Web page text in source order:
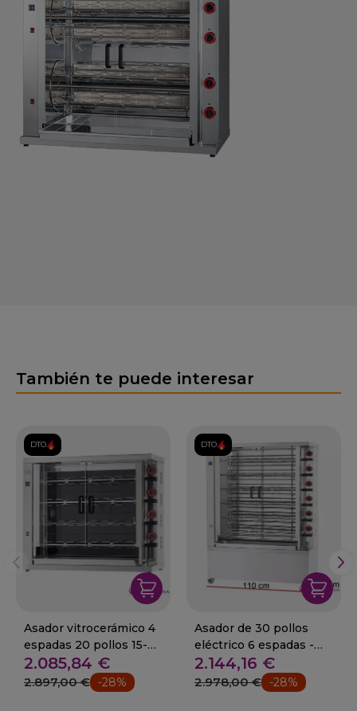
También te puede interesar
DTO.
Asador vitrocerámico 4
espadas 20 pollos 15-
420EKO-V
2.085,84 €
2.897,00 € -28%
DTO.
Asador de 30 pollos
eléctrico 6 espadas -
630EKOE
2.144,16 €
2.978,00 € -28%